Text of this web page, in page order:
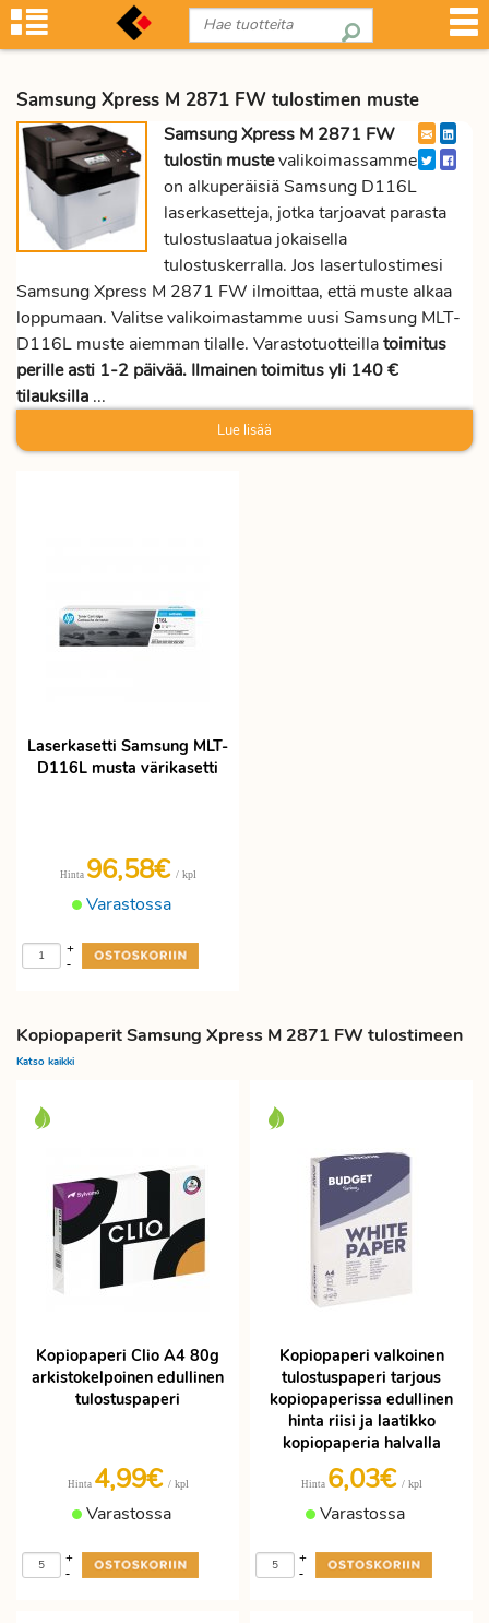
Samsung Xpress M 2871 FW tulostimen muste
Samsung Xpress M 2871 FW
tulostin mustevalikoimassamme
on alkuperäisiä Samsung D116L
laserkasetteja, jotka tarjoavat parasta
tulostuslaatua jokaisella
tulostuskerralla. Jos lasertulostimesi
Samsung Xpress M 2871 FW ilmoittaa, että muste alkaa
loppumaan. Valitse valikoimastamme uusi Samsung MLT-
D116L muste aiemman tilalle. Varastotuotteillatoimitus
perille asti 1-2 päivää. Ilmainen toimitus yli 140 €
tilauksilla ...
Lue lisää
Laserkasetti Samsung MLT-
D116L musta värikasetti
Varastossa
Hinta 96,58€ / kpl
-
+
Kopiopaperit Samsung Xpress M 2871 FW tulostimeen
Katso kaikki
Kopiopaperi Clio A4 80g
arkistokelpoinen edullinen
tulostuspaperi
Hinta 4,99€ / kpl
Varastossa
-
+
Kopiopaperi valkoinen
tulostuspaperi tarjous
kopiopaperissa edullinen
hinta riisi ja laatikko
kopiopaperia halvalla
Hinta 6,03€ / kpl
Varastossa
-
+